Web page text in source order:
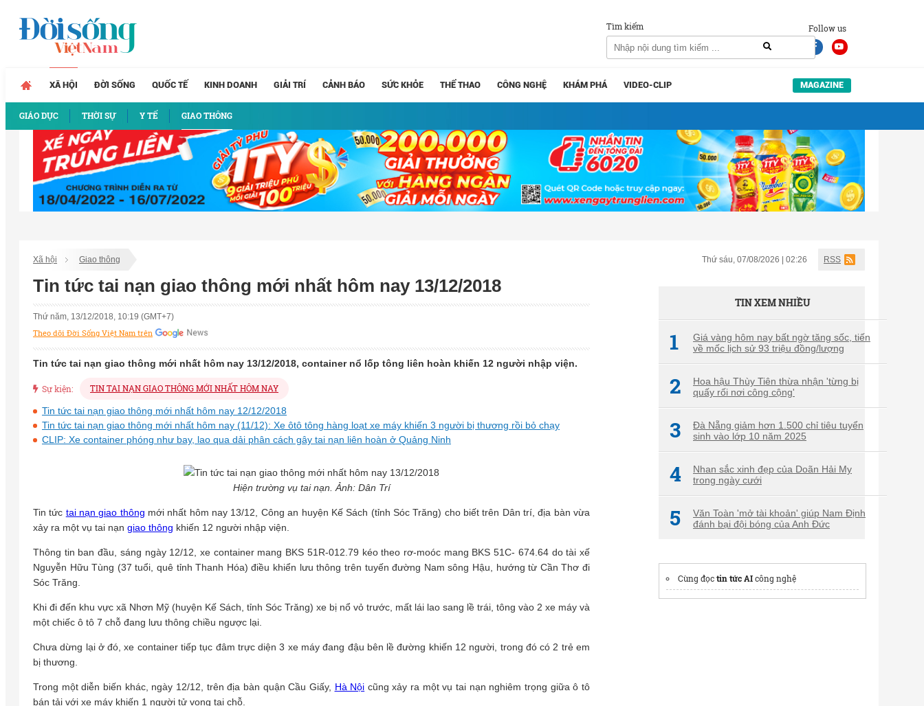
Follow us
Tìm kiếm
XÃ HỘI
GIÁO DỤC THỜI SỰ Y TẾ GIAO THÔNG
ĐỜI SỐNG QUỐC TẾ KINH DOANH GIẢI TRÍ CẢNH BÁO SỨC KHỎE THỂ THAO CÔNG NGHỆ KHÁM PHÁ VIDEO-CLIP MAGAZINE
Xã hội Giao thông Thứ sáu, 07/08/2026 | 02:26 RSS
Tin tức tai nạn giao thông mới nhất hôm nay 13/12/2018
Thứ năm, 13/12/2018, 10:19 (GMT+7)
Theo dõi Đời Sống Việt Nam trên
Tin tức tai nạn giao thông mới nhất hôm nay 13/12/2018, container nổ lốp tông liên hoàn khiến 12 người nhập viện.
Sự kiện: TIN TAI NẠN GIAO THÔNG MỚI NHẤT HÔM NAY
Tin tức tai nạn giao thông mới nhất hôm nay 12/12/2018
Tin tức tai nạn giao thông mới nhất hôm nay (11/12): Xe ôtô tông hàng loạt xe máy khiến 3 người bị thương rồi bỏ chạy
CLIP: Xe container phóng như bay, lao qua dải phân cách gây tai nạn liên hoàn ở Quảng Ninh
Hiện trường vụ tai nạn. Ảnh: Dân Trí
Tin tức tai nạn giao thông mới nhất hôm nay 13/12, Công an huyện Kế Sách (tỉnh Sóc Trăng) cho biết trên Dân trí, địa bàn vừa
xảy ra một vụ tai nạn giao thông khiến 12 người nhập viện.
Thông tin ban đầu, sáng ngày 12/12, xe container mang BKS 51R-012.79 kéo theo rơ-moóc mang BKS 51C- 674.64 do tài xế
Nguyễn Hữu Tùng (37 tuổi, quê tỉnh Thanh Hóa) điều khiển lưu thông trên tuyến đường Nam sông Hậu, hướng từ Cần Thơ đi
Sóc Trăng.
Khi đi đến khu vực xã Nhơn Mỹ (huyện Kế Sách, tỉnh Sóc Trăng) xe bị nổ vỏ trước, mất lái lao sang lề trái, tông vào 2 xe máy và
một chiếc ô tô 7 chỗ đang lưu thông chiều ngược lại.
Chưa dừng lại ở đó, xe container tiếp tục đâm trực diện 3 xe máy đang đậu bên lề đường khiến 12 người, trong đó có 2 trẻ em
bị thương.
Trong một diễn biến khác, ngày 12/12, trên địa bàn quận Cầu Giấy, Hà Nội cũng xảy ra một vụ tai nạn nghiêm trọng giữa ô tô
bán tải với xe máy khiến 1 người tử vong tại chỗ.
TIN XEM NHIỀU
1
Giá vàng hôm nay bất ngờ tăng sốc, tiến
về mốc lịch sử 93 triệu đồng/lượng
2
Hoa hậu Thùy Tiên thừa nhận 'từng bị
quấy rối nơi công cộng'
3
Đà Nẵng giảm hơn 1.500 chỉ tiêu tuyển
sinh vào lớp 10 năm 2025
4
Nhan sắc xinh đẹp của Doãn Hải My
trong ngày cưới
5
Văn Toàn 'mở tài khoản' giúp Nam Định
đánh bại đội bóng của Anh Đức
Cùng đọctin tức AIcông nghệ